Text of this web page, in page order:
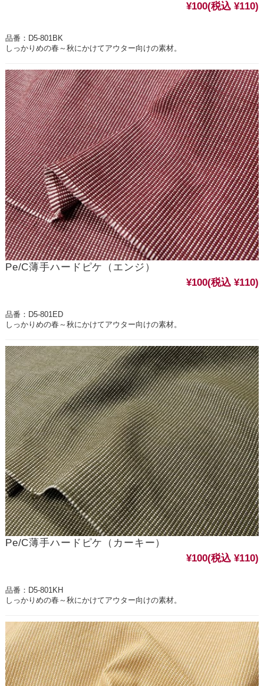
¥100(税込 ¥110)
品番：D5-801BK
しっかりめの春～秋にかけてアウター向けの素材。
Pe/C薄手ハードピケ（エンジ）
¥100(税込 ¥110)
品番：D5-801ED
しっかりめの春～秋にかけてアウター向けの素材。
Pe/C薄手ハードピケ（カーキー）
¥100(税込 ¥110)
品番：D5-801KH
しっかりめの春～秋にかけてアウター向けの素材。